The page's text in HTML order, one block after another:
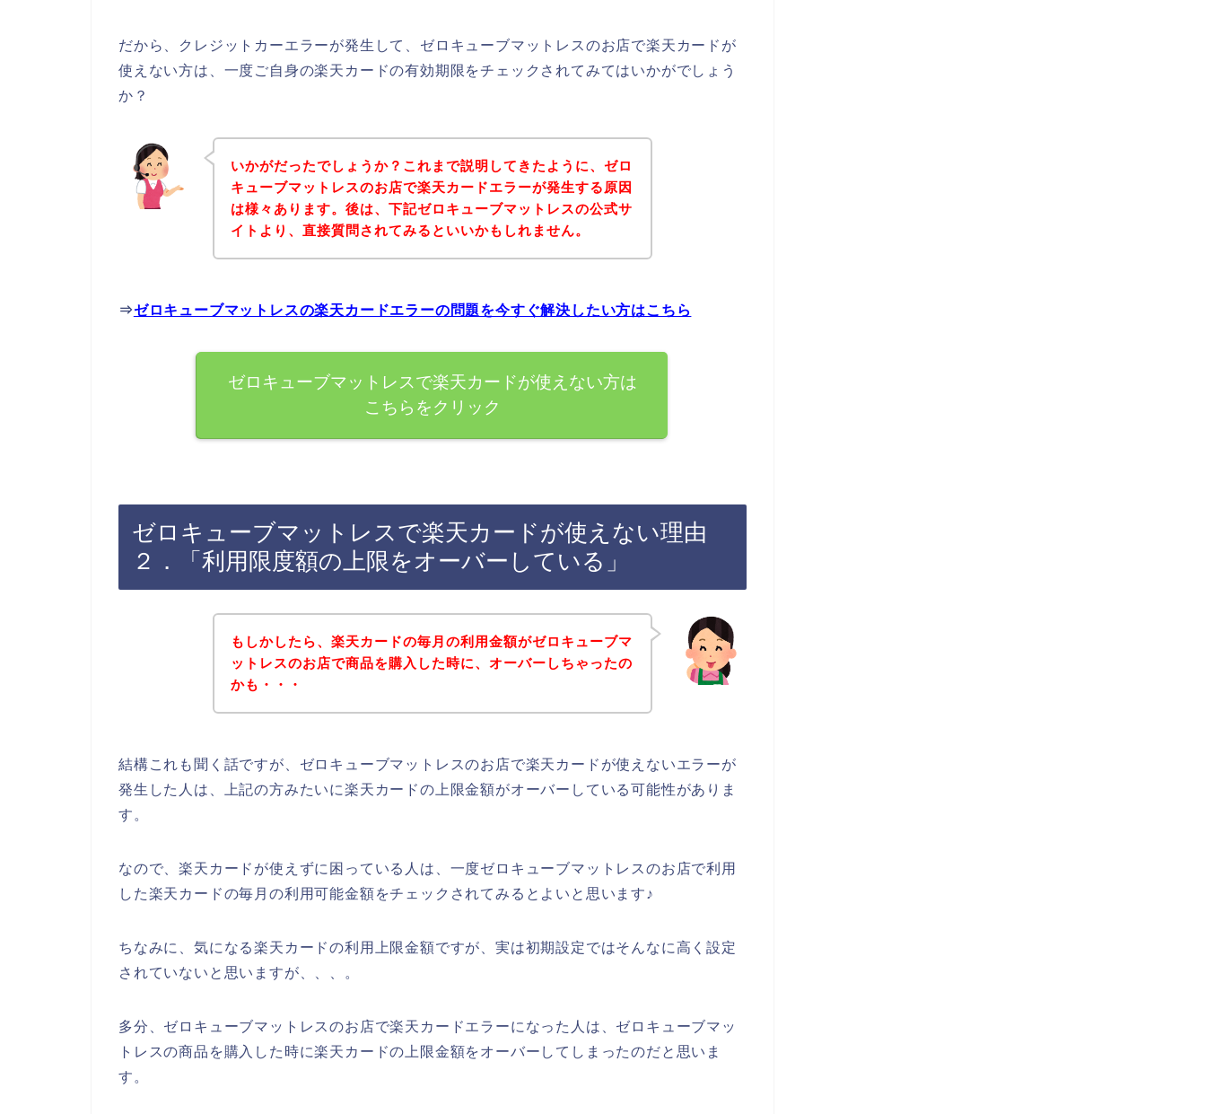
だから、クレジットカーエラーが発生して、ゼロキューブマットレスのお店で楽天カードが
使えない方は、一度ご自身の楽天カードの有効期限をチェックされてみてはいかがでしょう
か？
いかがだったでしょうか？これまで説明してきたように、ゼロ
キューブマットレスのお店で楽天カードエラーが発生する原因
は様々あります。後は、下記ゼロキューブマットレスの公式サ
イトより、直接質問されてみるといいかもしれません。
⇒ゼロキューブマットレスの楽天カードエラーの問題を今すぐ解決したい方はこちら
ゼロキューブマットレスで楽天カードが使えない方は
こちらをクリック
ゼロキューブマットレスで楽天カードが使えない理由
２．「利用限度額の上限をオーバーしている」
もしかしたら、楽天カードの毎月の利用金額がゼロキューブマ
ットレスのお店で商品を購入した時に、オーバーしちゃったの
かも・・・
結構これも聞く話ですが、ゼロキューブマットレスのお店で楽天カードが使えないエラーが
発生した人は、上記の方みたいに楽天カードの上限金額がオーバーしている可能性がありま
す。
なので、楽天カードが使えずに困っている人は、一度ゼロキューブマットレスのお店で利用
した楽天カードの毎月の利用可能金額をチェックされてみるとよいと思います♪
ちなみに、気になる楽天カードの利用上限金額ですが、実は初期設定ではそんなに高く設定
されていないと思いますが、、、。
多分、ゼロキューブマットレスのお店で楽天カードエラーになった人は、ゼロキューブマッ
トレスの商品を購入した時に楽天カードの上限金額をオーバーしてしまったのだと思いま
す。